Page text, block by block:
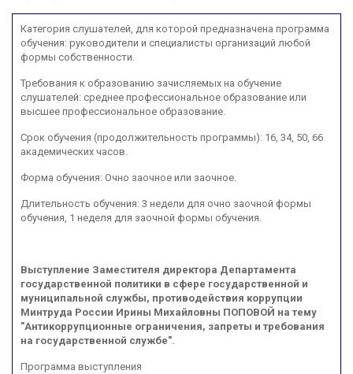
Категория слушателей, для которой предназначена программа
обучения: руководители и специалисты организаций любой
формы собственности.
Требования к образованию зачисляемых на обучение
слушателей: среднее профессиональное образование или
высшее профессиональное образование.
Срок обучения (продолжительность программы): 16, 34, 50, 66
академических часов.
Форма обучения: Очно заочное или заочное.
Длительность обучения: 3 недели для очно заочной формы
обучения, 1 неделя для заочной формы обучения.
Выступление Заместителя директора Департамента
государственной политики в сфере государственной и
муниципальной службы, противодействия коррупции
Минтруда России Ирины Михайловны ПОПОВОЙ на тему
"Антикоррупционные ограничения, запреты и требования
на государственной службе".
Программа выступления